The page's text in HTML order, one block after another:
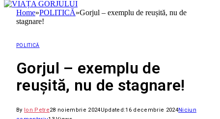
Home»POLITICĂ»Gorjul – exemplu de reușită, nu de
stagnare!
POLITICĂ
Gorjul – exemplu de
reușită, nu de stagnare!
By Ion Petre28 noiembrie 2024Updated:16 decembrie 2024Niciun